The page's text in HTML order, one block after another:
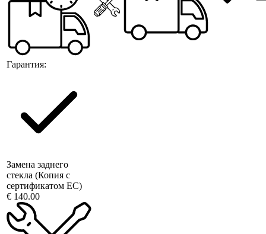
Гарантия:
Замена заднего
стекла (Копия с
сертификатом ЕС)
€ 140.00